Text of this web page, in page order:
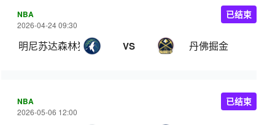
NBA
2026-04-24 09:30
明尼苏达森林狼 VS 丹佛掘金
已结束
NBA
2026-05-06 12:00
已结束